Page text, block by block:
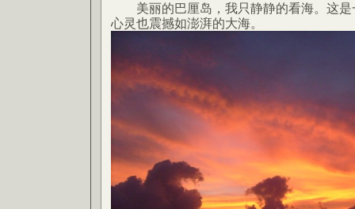
美丽的巴厘岛，我只静静的看海。这是
心灵也震撼如澎湃的大海。